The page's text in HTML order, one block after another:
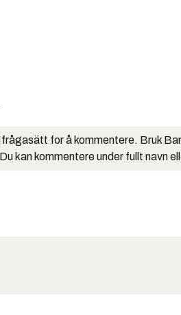
for å kommentere. Bruk
kan kommentere under fullt navn